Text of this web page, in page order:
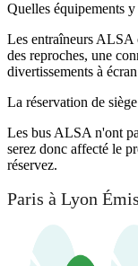
Quelles équipements
Les entraîneurs ALSA
des reproches, une
divertissements à
La réservation de
Les bus ALSA n'ont
serez donc affecté le
réservez.
Paris à Lyon